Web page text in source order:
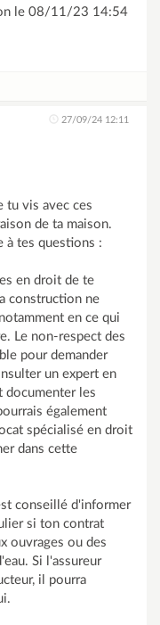
le 08/11/23 14:54
27/09/24 12:11
tu vis avec ces
de ta maison.
à tes questions :
en droit de te
construction ne
en ce qui
Le non-respect des
pour demander
un expert en
documenter les
également
spécialisé en droit
dans cette
conseillé d'informer
si ton contrat
ouvrages ou des
Si l'assureur
il pourra